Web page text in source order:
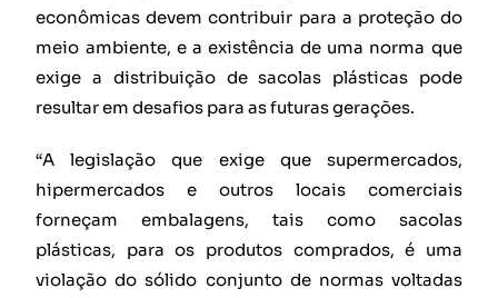
econômicas devem contribuir para a proteção do
meio ambiente, e a existência de uma norma que
exige a distribuição de sacolas plásticas pode
resultar em desafios para as futuras gerações.
“A legislação que exige que supermercados,
hipermercados e outros locais comerciais
forneçam embalagens, tais como sacolas
plásticas, para os produtos comprados, é uma
violação do sólido conjunto de normas voltadas